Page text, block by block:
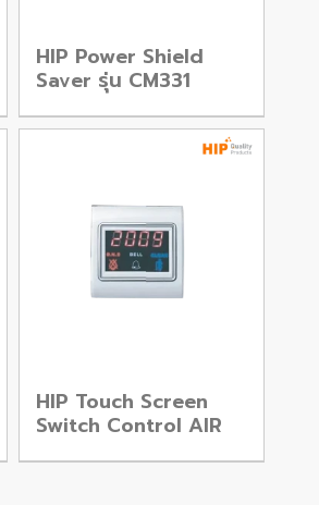
HIP Power Shield
Saver รุ่น CM331
HIP Touch Screen
Switch Control AIR